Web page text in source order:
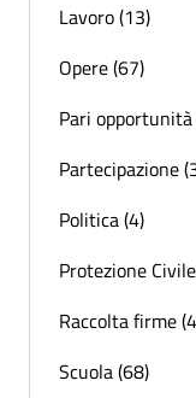
Lavoro (13)
Opere (67)
Pari
Partecipazione
Politica (4)
Protezione
Raccolta firme
Scuola (68)